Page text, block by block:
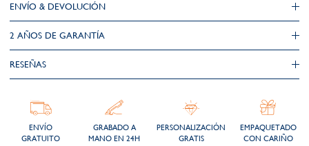
ENVÍO & DEVOLUCIÓN
2 AÑOS DE GARANTÍA​
RESEÑAS
ENVÍO
GRATUITO
GRABADO A
MANO EN 24H
PERSONALIZACIÓN
GRATIS
EMPAQUETADO
CON CARIÑO